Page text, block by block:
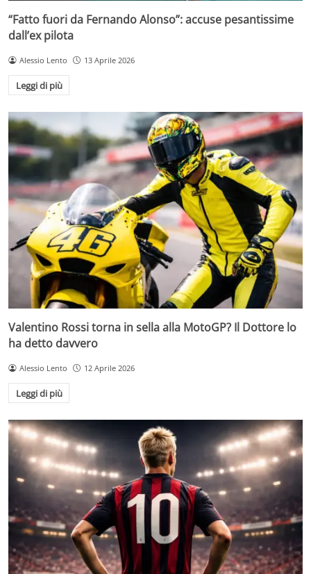
“Fatto fuori da Fernando Alonso”: accuse pesantissime
dall’ex pilota
Alessio Lento 13 Aprile 2026
Leggi di più
Valentino Rossi torna in sella alla MotoGP? Il Dottore lo
ha detto davvero
Alessio Lento 12 Aprile 2026
Leggi di più